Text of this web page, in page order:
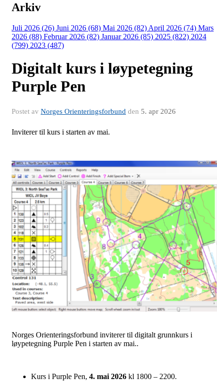
Arkiv
Juli 2026 (26) Juni 2026 (68) Mai 2026 (82) April 2026 (74) Mars
2026 (88) Februar 2026 (82) Januar 2026 (85) 2025 (822) 2024
(799) 2023 (487)
Digitalt kurs i løypetegning
Purple Pen
Postet av Norges Orienteringsforbund den 5. apr 2026
Inviterer til kurs i starten av mai.
Norges Orienteringsforbund inviterer til digitalt grunnkurs i
løypetegning Purple Pen i starten av mai..
Kurs i Purple Pen, 4. mai 2026 kl 1800 – 2200.